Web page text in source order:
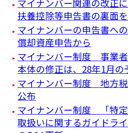
マイナンバー関連の改正
扶養控除等申告書の裏面
マイナンバーの申告書へ
償却資産申告から
マイナンバー制度 事業
本体の修正は、28年1月の
マイナンバー制度 地方
公布
マイナンバー制度 「特
取扱いに関するガイドラ